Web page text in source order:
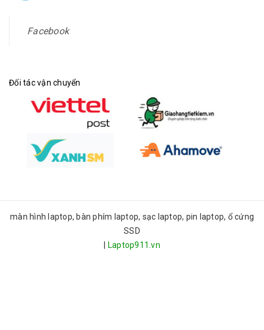
Facebook
Đối tác vận chuyển
màn hình laptop, bàn phím laptop, sạc laptop, pin laptop, ổ cứng
SSD
Laptop911.vn